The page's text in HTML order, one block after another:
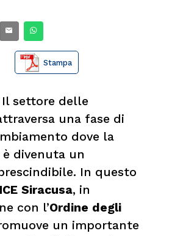
Stampa
settore delle
una fase di
dove la
divenuta un
In questo
Siracusa, in
con l’Ordine degli
un importante